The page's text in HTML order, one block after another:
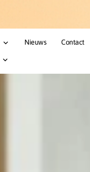
Nieuws Contact